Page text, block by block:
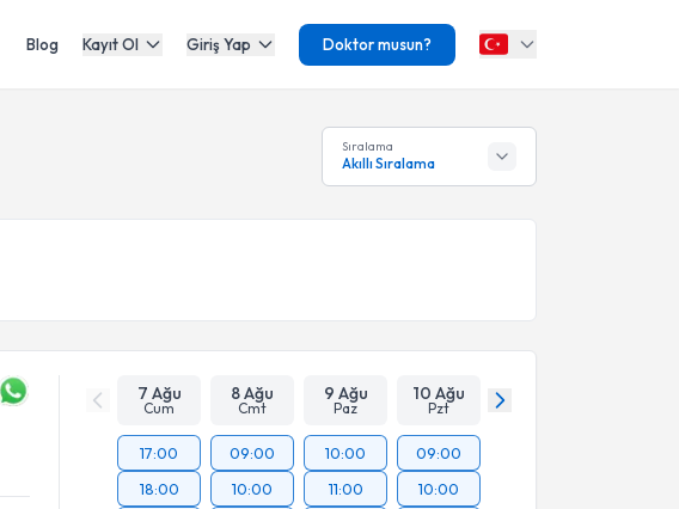
Blog Kayıt Ol Giriş Yap Doktor musun?
Sıralama
Akıllı Sıralama
7 Ağu
Cum
8 Ağu
Cmt
9 Ağu
Paz
10 Ağu
Pzt
17:00
18:00
09:00
10:00
10:00
11:00
09:00
10:00